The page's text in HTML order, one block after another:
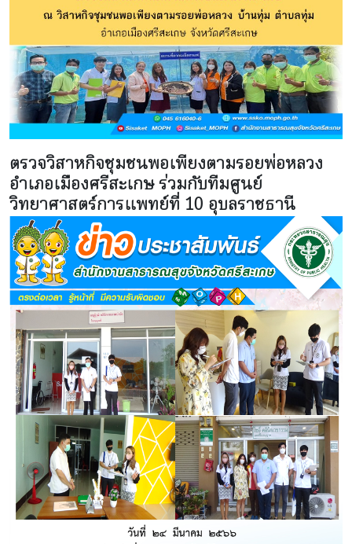
ตรวจวิสาหกิจชุมชนพอเพียงตามรอยพ่อหลวง
อำเภอเมืองศรีสะเกษ ร่วมกับทีมศูนย์
วิทยาศาสตร์การแพทย์ที่ 10 อุบลราชธานี